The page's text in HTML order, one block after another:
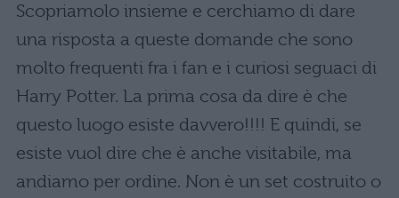
Scopriamolo insieme e cerchiamo di dare
una risposta a queste domande che sono
molto frequenti fra i fan e i curiosi seguaci di
Harry Potter. La prima cosa da dire è che
questo luogo esiste davvero!!!! E quindi, se
esiste vuol dire che è anche visitabile, ma
andiamo per ordine. Non è un set costruito o